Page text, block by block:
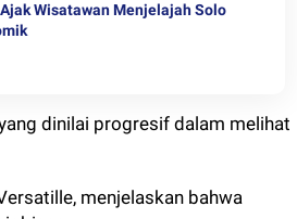
Wisatawan Menjelajah Solo
dinilai progresif dalam melihat
menjelaskan bahwa